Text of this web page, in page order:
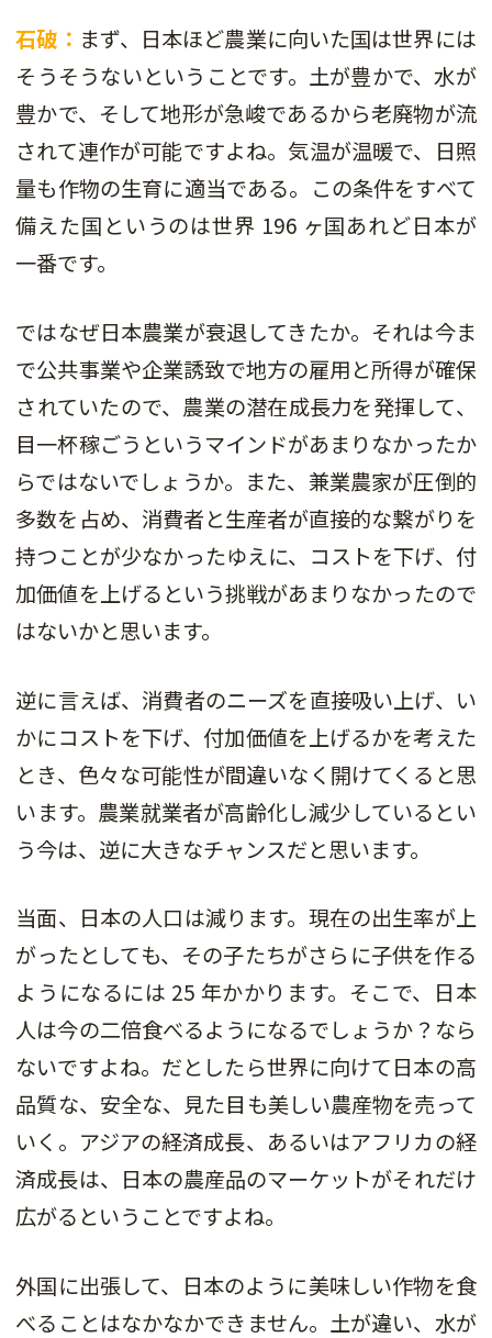
石破： まず、日本ほど農業に向いた国は世界には
そうそうないということです。土が豊かで、水が
豊かで、そして地形が急峻であるから老廃物が流
されて連作が可能ですよね。気温が温暖で、日照
量も作物の生育に適当である。この条件をすべて
備えた国というのは世界 196 ヶ国あれど日本が
一番です。
ではなぜ日本農業が衰退してきたか。それは今ま
で公共事業や企業誘致で地方の雇用と所得が確保
されていたので、農業の潜在成長力を発揮して、
目一杯稼ごうというマインドがあまりなかったか
らではないでしょうか。また、兼業農家が圧倒的
多数を占め、消費者と生産者が直接的な繋がりを
持つことが少なかったゆえに、コストを下げ、付
加価値を上げるという挑戦があまりなかったので
はないかと思います。
逆に言えば、消費者のニーズを直接吸い上げ、い
かにコストを下げ、付加価値を上げるかを考えた
とき、色々な可能性が間違いなく開けてくると思
います。農業就業者が高齢化し減少しているとい
う今は、逆に大きなチャンスだと思います。
当面、日本の人口は減ります。現在の出生率が上
がったとしても、その子たちがさらに子供を作る
ようになるには 25 年かかります。そこで、日本
人は今の二倍食べるようになるでしょうか？なら
ないですよね。だとしたら世界に向けて日本の高
品質な、安全な、見た目も美しい農産物を売って
いく。アジアの経済成長、あるいはアフリカの経
済成長は、日本の農産品のマーケットがそれだけ
広がるということですよね。
外国に出張して、日本のように美味しい作物を食
べることはなかなかできません。土が違い、水が